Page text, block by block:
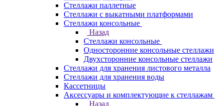
Стеллажи паллетные
Стеллажи с выкатными платформами
Стеллажи консольные
Назад
Стеллажи консольные
Односторонние консольные стеллажи
Двухсторонние консольные стеллажи
Стеллажи для хранения листового металла
Стеллажи для хранения воды
Кассетницы
Аксесcуары и комплектующие к стеллажам
Назад